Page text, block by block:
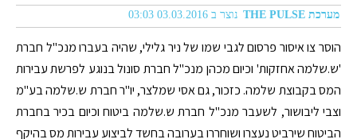
מערכת THE PULSE נוצר ב 03.03.2016 03:03
הוסר צו איסור פרסום לגבי שמו של ניר גלילי, שהיה בעברו מנכ"ל חברת
'ש.שלמה אחזקות' וכיום מכהן מנכ"ל חברת סונול בנוגע לפרשת עבירות
המס בקבוצת שלמה. כזכור, גם אסי שמלצר, יו"ר חברת ש.שלמה בע"מ
וצבי ליבושור, לשעבר מנכ"ל חברת ש.שלמה ביטוח וכיום בכיר בחברת
הביטוח שירביט נעצרו ושוחררו בערובה בחשד לביצוע עבירות מס בהיקף